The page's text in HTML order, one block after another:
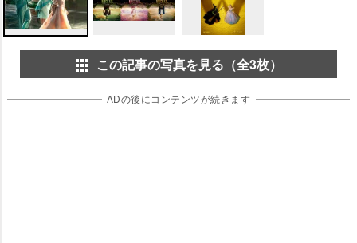
この記事の写真を見る（全3枚）
ADの後にコンテンツが続きます